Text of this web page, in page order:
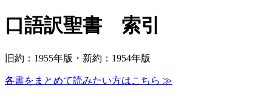
口語訳聖書 索引
旧約：1955年版・新約：1954年版
各書をまとめて読みたい方はこちら ≫